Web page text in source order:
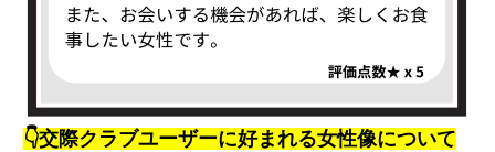
👇交際クラブユーザーに好まれる女性像について